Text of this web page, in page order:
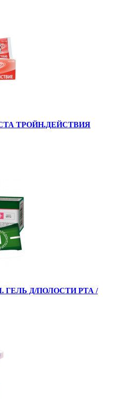
ТРОЙН.ДЕЙСТВИЯ
ГЕЛЬ Д/ПОЛОСТИ РТА /